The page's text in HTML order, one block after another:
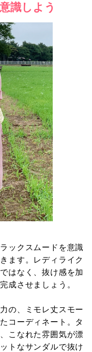
識しよう
ックスムードを意識
ます。レディライク
はなく、抜け感を加
成させましょう。
の、ミモレ丈スモー
コーディネート。タ
こなれた雰囲気が漂
トなサンダルで抜け